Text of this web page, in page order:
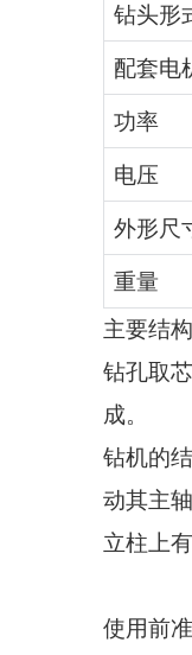
钻头形
配套电
功率
电压
外形尺
重量
主要结
钻孔取
成。
钻机的
动其主
立柱上
使用前